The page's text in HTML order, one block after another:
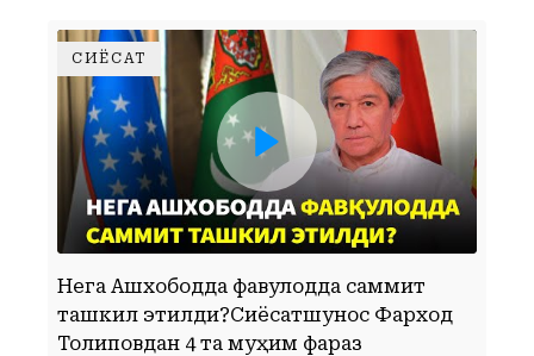
НЕГА АШХОБОДДА ФАВҚУЛОДДА САММИТ ТАШКИЛ ЭТИЛДИ?СИЁСАТШУНОС ФАРХОД ТОЛИПОВДАН 4 ТА МУҲИМ ФАРАЗ
СИЁСАТ
Нега Ашхободда фавқулодда саммит
ташкил этилди?Сиёсатшунос Фарход
Толиповдан 4 та муҳим фараз